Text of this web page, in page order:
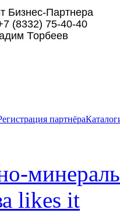
партнёра
likes it